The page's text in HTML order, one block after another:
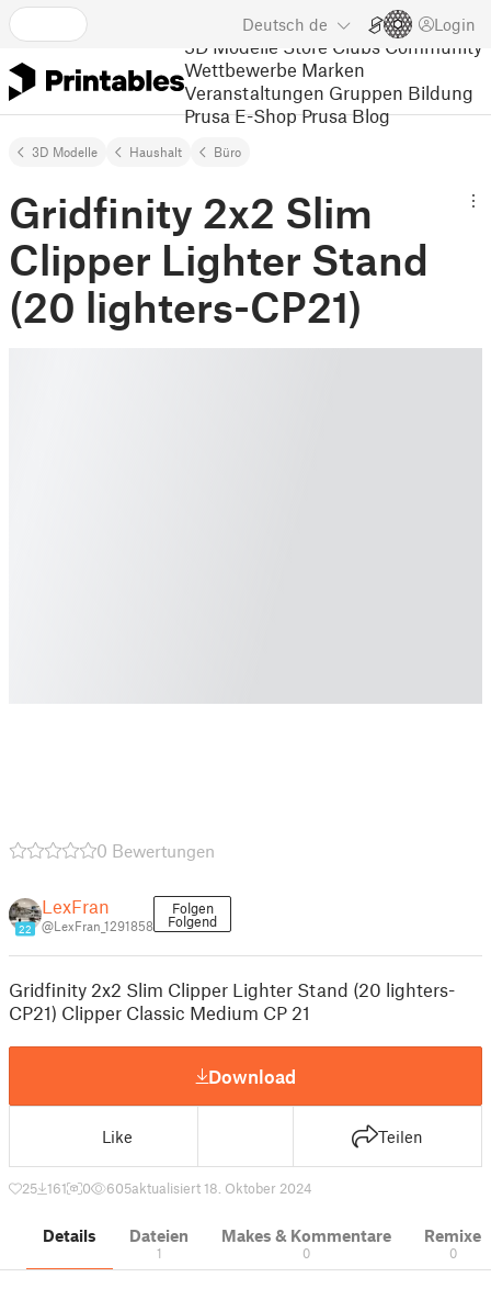
Deutsch de Login
3D Modelle Store Clubs Community
Wettbewerbe Marken
Veranstaltungen Gruppen Bildung
Prusa E-Shop Prusa Blog
3D Modelle Haushalt Büro
Gridfinity 2x2 Slim
Clipper Lighter Stand
(20 lighters-CP21)
0 Bewertungen
22
LexFran
@LexFran_1291858
Folgen
Folgend
Gridfinity 2x2 Slim Clipper Lighter Stand (20 lighters-
CP21) Clipper Classic Medium CP 21
Download
Like Teilen
25 161 0 605aktualisiert 18. Oktober 2024
Details Dateien
1
Makes & Kommentare
0
Remixe
0